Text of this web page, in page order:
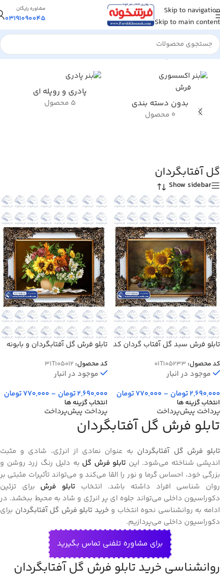
Skip to navigation
Skip to main content
مشاوره رایگان
03191090045
خانه/محصول طرح تابلو فرش گل/گل آفتابگردان
بدون دسته بندی
0 محصول
پادری و روپله ای
5 محصول
گل آفتابگردان
Show sidebar
تابلو فرش سبد گل آفتاب گردان کد
کد محصول: 01T105233
موجود در انبار
2,690,000تومان –
770,000تومان
انتخاب گزینه ها
پرداخت پیش‌پرداخت
تابلو فرش گل آفتابگردان و بابونه
کد محصول: 31T105012
موجود در انبار
2,690,000تومان –
770,000تومان
انتخاب گزینه ها
پرداخت پیش‌پرداخت
تابلو فرش گل آفتابگردان
تابلو فرش گل آفتابگردان به‌ عنوان نمادی از انرژی، شادی و مثبت‌
اندیشی شناخته می‌شود. این تابلو فرش گل به دلیل رنگ زرد روشن و
بزرگی خود، احساس گرما و نور را القا می‌کند و می‌تواند تأثیرات مثبتی بر
روان‌ شناسی افراد داشته باشد. انتخاب تابلو فرش برای تزئین
دکوراسیون داخلی می‌تواند جلوه‌ ای پر انرژی و شاد به محیط ببخشد. در
ادامه به روانشناسی نحوه انتخاب و خرید تابلو فرش گل آفتابگردان برای
دکوراسیون داخلی می‌پردازیم.
برای مشاوره تلفنی تماس بگیرید
روانشناسی خرید تابلو فرش گل آفتابگردان